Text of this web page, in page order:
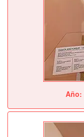
Año: